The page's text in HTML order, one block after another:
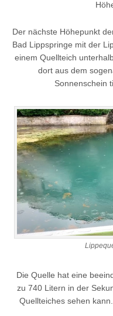
Der nächste Höhepunkt
Bad Lippspringe mit der
einem Quellteich
dort aus dem
Sonnenschein
Die Quelle hat eine
zu 740 Litern in der
Quellteiches sehen